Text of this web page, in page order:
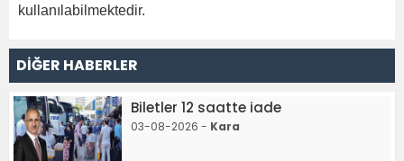
kullanılabilmektedir.
DİĞER HABERLER
Biletler 12 saatte iade
03-08-2026 - Kara